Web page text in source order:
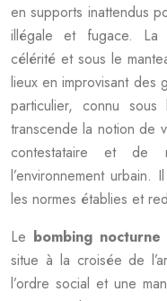
en supports inattendus
illégale et fugace. La
célérité et sous le
lieux en improvisant des
particulier, connu
transcende la notion de
contestataire et de
l’environnement urbain.
les normes établies et
Le bombing nocturne
situe à la croisée de
l’ordre social et une